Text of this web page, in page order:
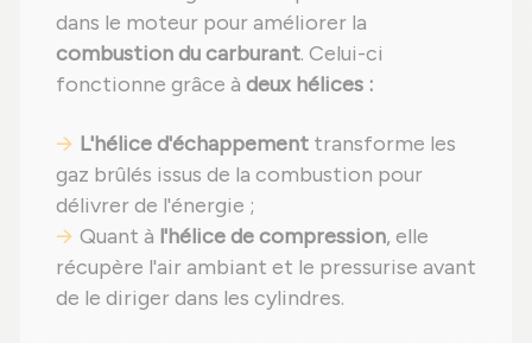
dans le moteur pour améliorer la
combustion du carburant. Celui-ci
fonctionne grâce à deux hélices :
L'hélice d'échappement transforme les
gaz brûlés issus de la combustion pour
délivrer de l'énergie ;
Quant à l'hélice de compression, elle
récupère l'air ambiant et le pressurise avant
de le diriger dans les cylindres.